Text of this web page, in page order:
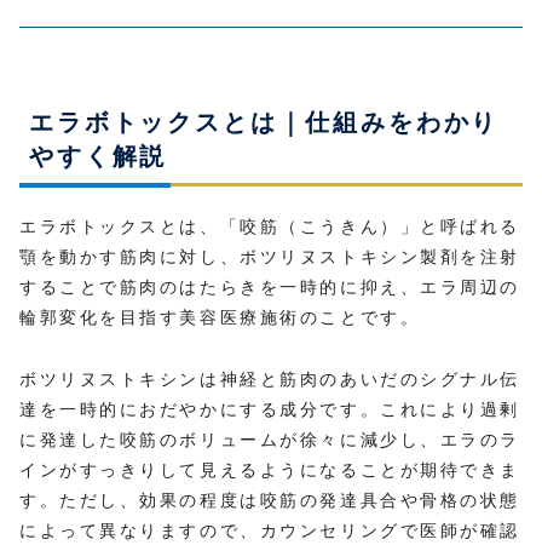
エラボトックスとは｜仕組みをわかり
やすく解説
エラボトックスとは、「咬筋（こうきん）」と呼ばれる
顎を動かす筋肉に対し、ボツリヌストキシン製剤を注射
することで筋肉のはたらきを一時的に抑え、エラ周辺の
輪郭変化を目指す美容医療施術のことです。
ボツリヌストキシンは神経と筋肉のあいだのシグナル伝
達を一時的におだやかにする成分です。これにより過剰
に発達した咬筋のボリュームが徐々に減少し、エラのラ
インがすっきりして見えるようになることが期待できま
す。ただし、効果の程度は咬筋の発達具合や骨格の状態
によって異なりますので、カウンセリングで医師が確認